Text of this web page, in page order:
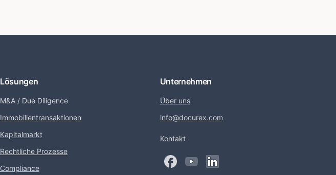
Lösungen
M&A / Due Diligence
Immobilientransaktionen
Kapitalmarkt
Rechtliche Prozesse
Compliance
Unternehmen
Über uns
info@docurex.com
Kontakt